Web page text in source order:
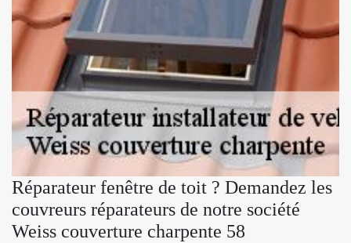
Réparateur fenêtre de toit ? Demandez les
couvreurs réparateurs de notre société
Weiss couverture charpente 58